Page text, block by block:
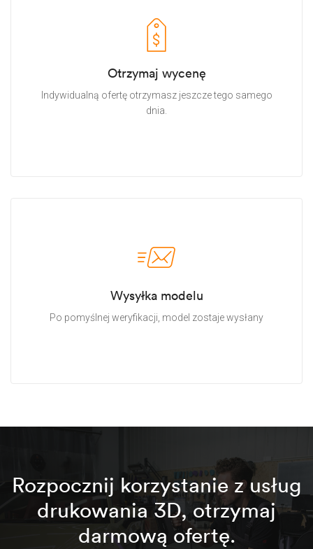
Otrzymaj wycenę
Indywidualną ofertę otrzymasz jeszcze tego samego
dnia.
Wysyłka modelu
Po pomyślnej weryfikacji, model zostaje wysłany
Rozpocznij korzystanie z usług
drukowania 3D, otrzymaj
darmową ofertę.